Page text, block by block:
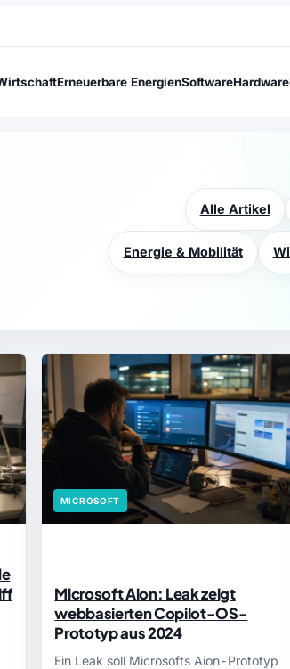
Erneuerbare EnergienSoftwareHardware
Alle Artikel
Energie & Mobilität
MICROSOFT
Microsoft Aion: Leak zeigt
webbasierten Copilot-OS-
Prototyp aus 2024
Ein Leak soll Microsofts Aion-Prototyp